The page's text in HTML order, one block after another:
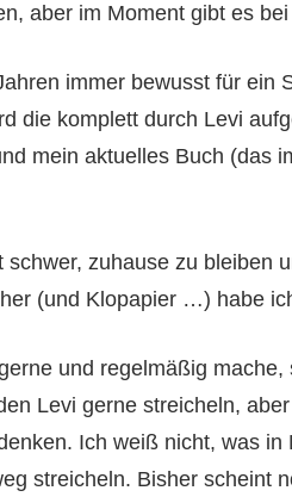
aber im Moment gibt es
immer bewusst für ein
die komplett durch Levi
mein aktuelles Buch (das
zuhause zu bleiben
(und Klopapier …) habe
und regelmäßig
Levi gerne streicheln,
Ich weiß nicht, was
streicheln. Bisher scheint